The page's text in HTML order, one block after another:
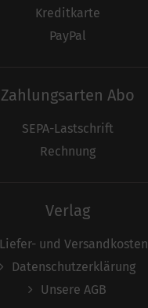
Kreditkarte
PayPal
Zahlungsarten Abo
SEPA-Lastschrift
Rechnung
Verlag
Liefer- und Versandkosten
Datenschutzerklärung
Unsere AGB